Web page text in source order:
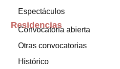
Espectáculos
Residencias
Convocatoria abierta
Otras convocatorias
Histórico